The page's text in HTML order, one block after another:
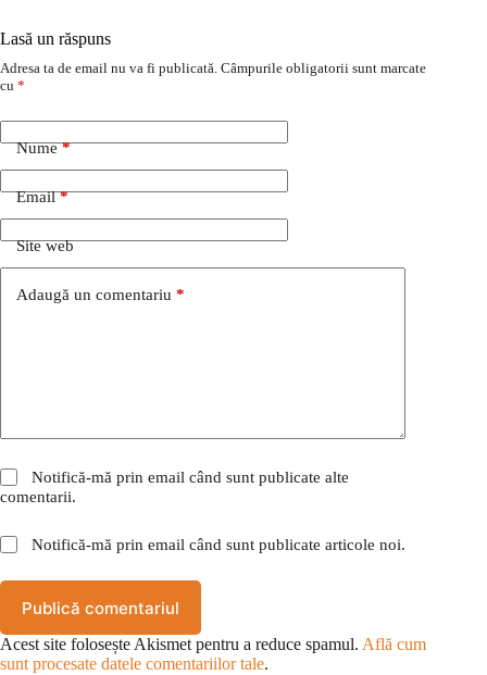
Lasă un răspuns
Adresa ta de email nu va fi publicată. Câmpurile obligatorii sunt marcate
cu *
Nume*
Email*
Site web
Adaugă un comentariu *
Notifică-mă prin email când sunt publicate alte
comentarii.
Notifică-mă prin email când sunt publicate articole noi.
Publică comentariul
Acest site folosește Akismet pentru a reduce spamul. Află cum
sunt procesate datele comentariilor tale.